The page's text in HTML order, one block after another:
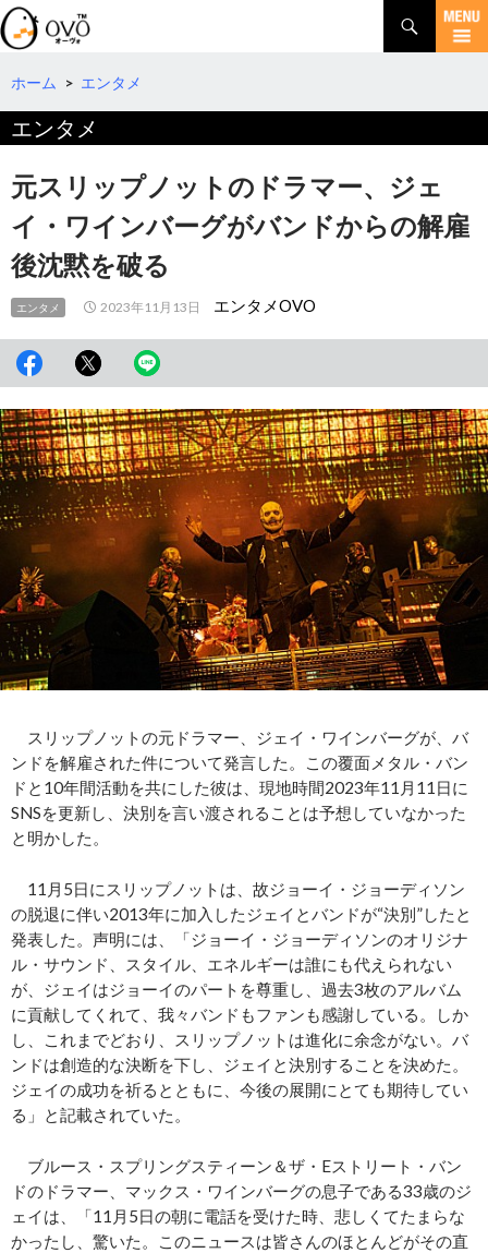
検
索
コ
テ
へ
動
ホーム > エンタメ
エンタメ
元スリップノットのドラマー、ジェ
イ・ワインバーグがバンドからの解雇
後沈黙を破る
エンタメ 2023年11月13日 エンタメOVO
スリップノットの元ドラマー、ジェイ・ワインバーグが、バ
ンドを解雇された件について発言した。この覆面メタル・バン
ドと10年間活動を共にした彼は、現地時間2023年11月11日に
SNSを更新し、決別を言い渡されることは予想していなかった
と明かした。
11月5日にスリップノットは、故ジョーイ・ジョーディソン
の脱退に伴い2013年に加入したジェイとバンドが“決別”したと
発表した。声明には、「ジョーイ・ジョーディソンのオリジナ
ル・サウンド、スタイル、エネルギーは誰にも代えられない
が、ジェイはジョーイのパートを尊重し、過去3枚のアルバム
に貢献してくれて、我々バンドもファンも感謝している。しか
し、これまでどおり、スリップノットは進化に余念がない。バ
ンドは創造的な決断を下し、ジェイと決別することを決めた。
ジェイの成功を祈るとともに、今後の展開にとても期待してい
る」と記載されていた。
ブルース・スプリングスティーン＆ザ・Eストリート・バン
ドのドラマー、マックス・ワインバーグの息子である33歳のジ
ェイは、「11月5日の朝に電話を受けた時、悲しくてたまらな
かったし、驚いた。このニュースは皆さんのほとんどがその直